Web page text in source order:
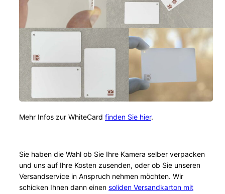
Mehr Infos zur WhiteCard finden Sie hier.
Sie haben die Wahl ob Sie Ihre Kamera selber verpacken
und uns auf Ihre Kosten zusenden, oder ob Sie unseren
Versandservice in Anspruch nehmen möchten. Wir
schicken Ihnen dann einen soliden Versandkarton mit